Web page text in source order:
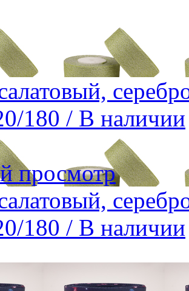
180 / В наличии
просмотр
180 / В наличии